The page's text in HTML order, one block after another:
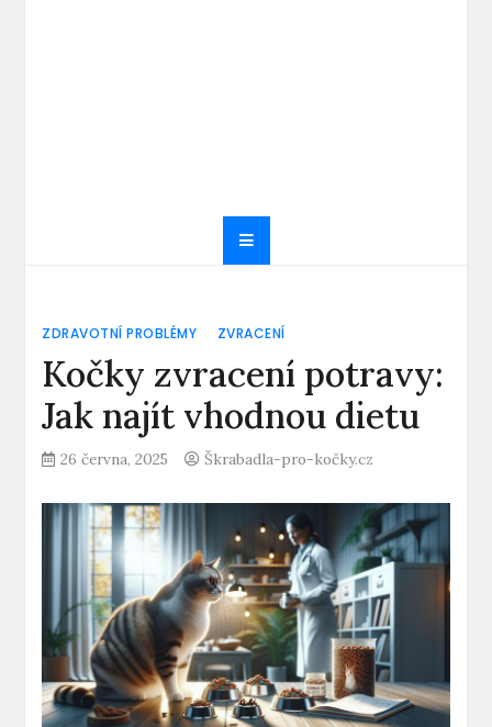
ZDRAVOTNÍ PROBLÉMY ZVRACENÍ
Kočky zvracení potravy:
Jak najít vhodnou dietu
26 června, 2025 Škrabadla-pro-kočky.cz